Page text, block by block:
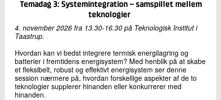
Temadag 3: Systemintegration – samspillet mellem
teknologier
4. november 2026 fra 13.30-16.30 på Teknologisk Institut i
Taastrup.
Hvordan kan vi bedst integrere termisk energilagring og
batterier i fremtidens energisystem? Med henblik på at skabe
et fleksibelt, robust og effektivt energisystem ser denne
session nærmere på, hvordan forskellige aspekter af de to
teknologier supplerer hinanden eller konkurrerer med
hinanden.